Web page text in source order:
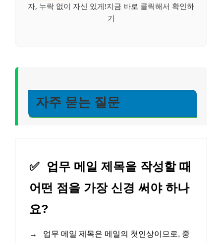
자, 누락 없이 자신 있게!지금 바로 클릭해서 확인하
기
자주 묻는 질문
✅
업무 메일 제목을 작성할 때
어떤 점을 가장 신경 써야 하나
요?
→
업무 메일 제목은 메일의 첫인상이므로, 중